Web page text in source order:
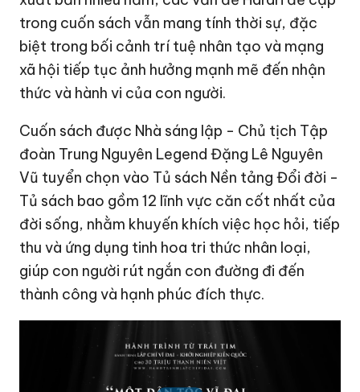
trong cuốn sách vẫn mang tính thời sự, đặc
biệt trong bối cảnh trí tuệ nhân tạo và mạng
xã hội tiếp tục ảnh hưởng mạnh mẽ đến nhận
thức và hành vi của con người.
Cuốn sách được Nhà sáng lập - Chủ tịch Tập
đoàn Trung Nguyên Legend Đặng Lê Nguyên
Vũ tuyển chọn vào Tủ sách Nền tảng Đổi đời -
Tủ sách bao gồm 12 lĩnh vực căn cốt nhất của
đời sống, nhằm khuyến khích việc học hỏi, tiếp
thu và ứng dụng tinh hoa tri thức nhân loại,
giúp con người rút ngắn con đường đi đến
thành công và hạnh phúc đích thực.